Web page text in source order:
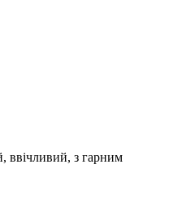
ввічливий, з гарним